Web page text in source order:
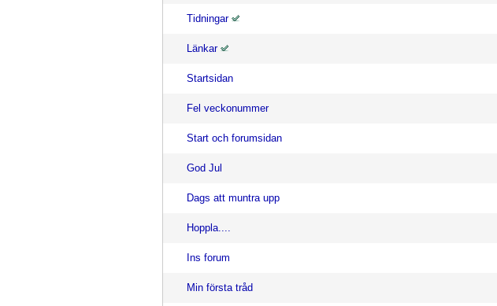
Tidningar
Länkar
Startsidan
Fel veckonummer
Start och forumsidan
God Jul
Dags att muntra upp
Hoppla....
Ins forum
Min första tråd